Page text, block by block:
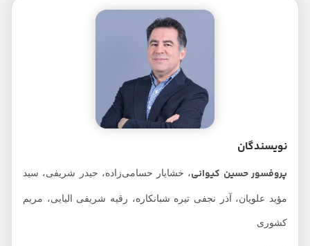
نویسندگان
پروفسور حسین کیوانی، خشایار حسامی‌زاده، حیدر شریفی، سید
مؤید علویان، آذر نجفی تیره شبانکاره، رقیه شریفی الیایی، مریم
کشوری